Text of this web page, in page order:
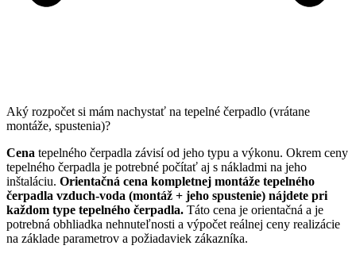
Aký rozpočet si mám nachystať na tepelné čerpadlo (vrátane
montáže, spustenia)?
Cena tepelného čerpadla závisí od jeho typu a výkonu. Okrem ceny
tepelného čerpadla je potrebné počítať aj s nákladmi na jeho
inštaláciu. Orientačná cena kompletnej montáže tepelného
čerpadla vzduch-voda (montáž + jeho spustenie) nájdete pri
každom type tepelného čerpadla. Táto cena je orientačná a je
potrebná obhliadka nehnuteľnosti a výpočet reálnej ceny realizácie
na základe parametrov a požiadaviek zákazníka.